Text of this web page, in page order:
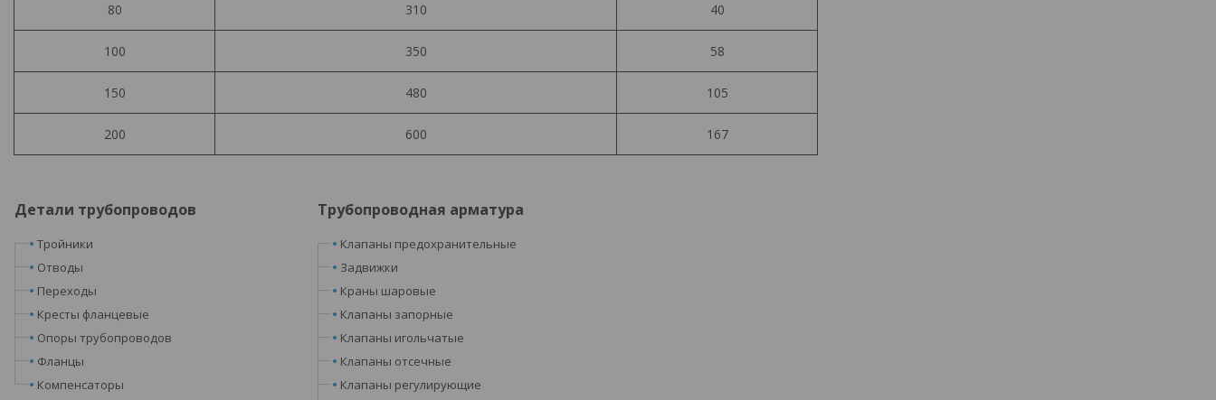
80 310 40
100 350 58
150 480 105
200 600 167
Детали трубопроводов
Тройники
Отводы
Переходы
Кресты фланцевые
Опоры трубопроводов
Фланцы
Компенсаторы
Трубопроводная арматура
Клапаны предохранительные
Задвижки
Краны шаровые
Клапаны запорные
Клапаны игольчатые
Клапаны отсечные
Клапаны регулирующие